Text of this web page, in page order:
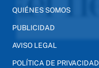
QUIÉNES SOMOS
PUBLICIDAD
AVISO LEGAL
POLÍTICA DE PRIVACIDAD